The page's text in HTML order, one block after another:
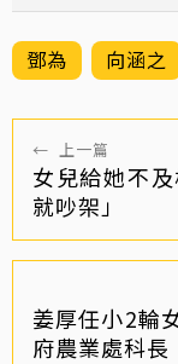
鄧為 向涵之
← 上一篇
女兒給她不
就吵架」
姜厚任小2輪
府農業處科